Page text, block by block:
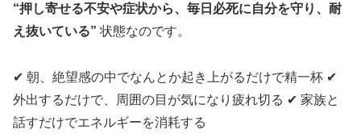
“押し寄せる不安や症状から、毎日必死に自分を守り、耐
え抜いている” 状態なのです。
✔ 朝、絶望感の中でなんとか起き上がるだけで精一杯 ✔
外出するだけで、周囲の目が気になり疲れ切る ✔ 家族と
話すだけでエネルギーを消耗する